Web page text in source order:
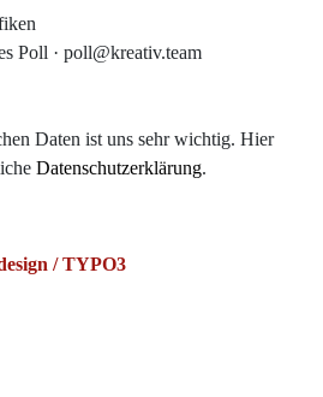
Poll · poll@kreativ.team
Daten ist uns sehr wichtig. Hier
Datenschutzerklärung.
/ TYPO3